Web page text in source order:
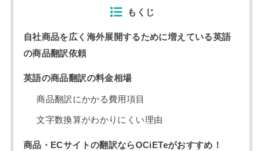
もくじ
自社商品を広く海外展開するために増えている英語
の商品翻訳依頼
英語の商品翻訳の料金相場
商品翻訳にかかる費用項目
文字数換算がわかりにくい理由
商品・ECサイトの翻訳ならOCiETeがおすすめ！